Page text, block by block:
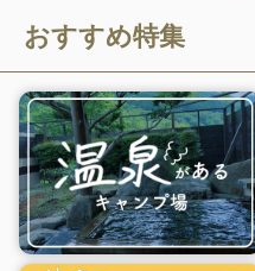
おすすめ特集